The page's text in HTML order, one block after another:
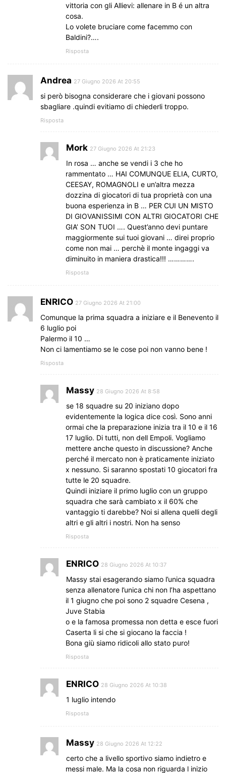
vittoria con gli Allievi: allenare in B é un altra
cosa.
Lo volete bruciare come facemmo con
Baldini?….
Risposta
Andrea 27 Giugno 2026 At 20:55
si però bisogna considerare che i giovani possono
sbagliare .quindi evitiamo di chiederli troppo.
Risposta
Mork 27 Giugno 2026 At 21:23
In rosa … anche se vendi i 3 che ho
rammentato … HAI COMUNQUE ELIA, CURTO,
CEESAY, ROMAGNOLI e un’altra mezza
dozzina di giocatori di tua proprietà con una
buona esperienza in B … PER CUI UN MISTO
DI GIOVANISSIMI CON ALTRI GIOCATORI CHE
GIA’ SON TUOI …. Quest’anno devi puntare
maggiormente sui tuoi giovani … direi proprio
come non mai … perchè il monte ingaggi va
diminuito in maniera drastica!!! ………….
Risposta
ENRICO 27 Giugno 2026 At 21:00
Comunque la prima squadra a iniziare e il Benevento il
6 luglio poi
Palermo il 10 …
Non ci lamentiamo se le cose poi non vanno bene !
Risposta
Massy 28 Giugno 2026 At 8:58
se 18 squadre su 20 iniziano dopo
evidentemente la logica dice così. Sono anni
ormai che la preparazione inizia tra il 10 e il 16
17 luglio. Di tutti, non dell Empoli. Vogliamo
mettere anche questo in discussione? Anche
perché il mercato non è praticamente iniziato
x nessuno. Si saranno spostati 10 giocatori fra
tutte le 20 squadre.
Quindi iniziare il primo luglio con un gruppo
squadra che sarà cambiato x il 60% che
vantaggio ti darebbe? Noi si allena quelli degli
altri e gli altri i nostri. Non ha senso
Risposta
ENRICO 28 Giugno 2026 At 10:37
Massy stai esagerando siamo l’unica squadra
senza allenatore l’unica chi non l’ha aspettano
il 1 giugno che poi sono 2 squadre Cesena ,
Juve Stabia
o e la famosa promessa non detta e esce fuori
Caserta li si che si giocano la faccia !
Bona giù siamo ridicoli allo stato puro!
Risposta
ENRICO 28 Giugno 2026 At 10:38
1 luglio intendo
Risposta
Massy 28 Giugno 2026 At 12:22
certo che a livello sportivo siamo indietro e
messi male. Ma la cosa non riguarda l inizio